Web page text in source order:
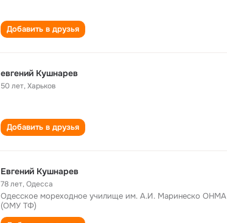
Добавить в друзья
евгений Кушнарев
50 лет,Харьков
Добавить в друзья
Евгений Кушнарев
78 лет,Одесса
Одесское мореходное училище им. А.И. Маринеско ОНМА
(ОМУ ТФ)